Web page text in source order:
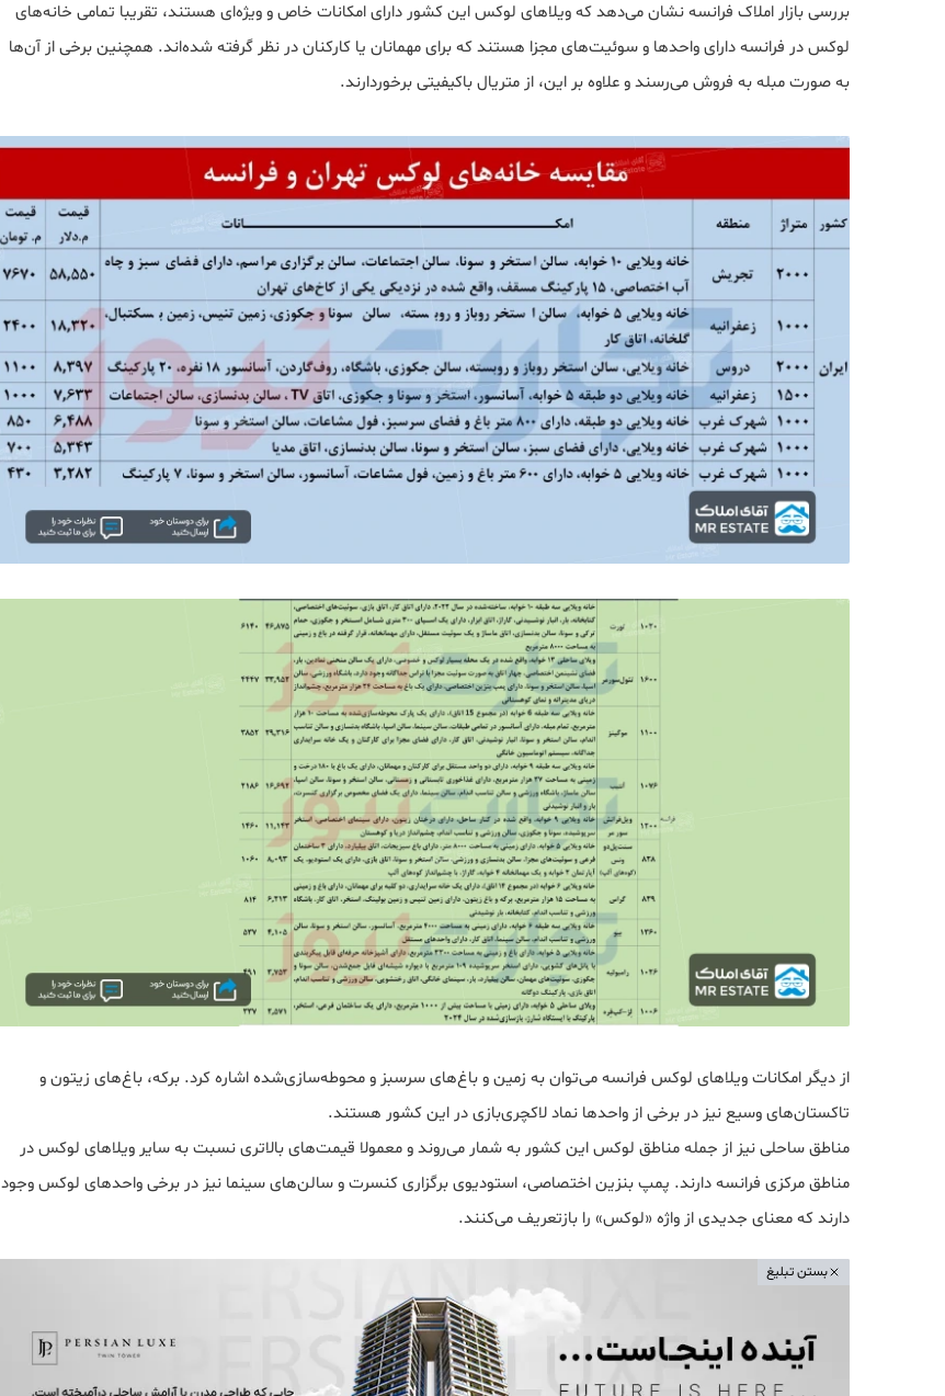
بررسی بازار املاک فرانسه نشان می‌دهد که ویلاهای لوکس این کشور دارای امکانات خاص و ویژه‌ای هستند، تقریبا تمامی خانه‌های
لوکس در فرانسه دارای واحدها و سوئیت‌های مجزا هستند که برای مهمانان یا کارکنان در نظر گرفته شده‌اند. همچنین برخی از آن‌ها
به صورت مبله به فروش می‌رسند و علاوه بر این، از متریال باکیفیتی برخوردارند.
از دیگر امکانات ویلاهای لوکس فرانسه می‌توان به زمین و باغ‌های سرسبز و محوطه‌سازی‌شده اشاره کرد. برکه، باغ‌های زیتون و
تاکستان‌های وسیع نیز در برخی از واحدها نماد لاکچری‌بازی در این کشور هستند.
مناطق ساحلی نیز از جمله مناطق لوکس این کشور به شمار می‌روند و معمولا قیمت‌های بالاتری نسبت به سایر ویلاهای لوکس در
مناطق مرکزی فرانسه دارند. پمپ بنزین اختصاصی، استودیوی برگزاری کنسرت و سالن‌های سینما نیز در برخی واحدهای لوکس وجود
دارند که معنای جدیدی از واژه «لوکس»‌ را بازتعریف می‌کنند.
بستن تبلیغ